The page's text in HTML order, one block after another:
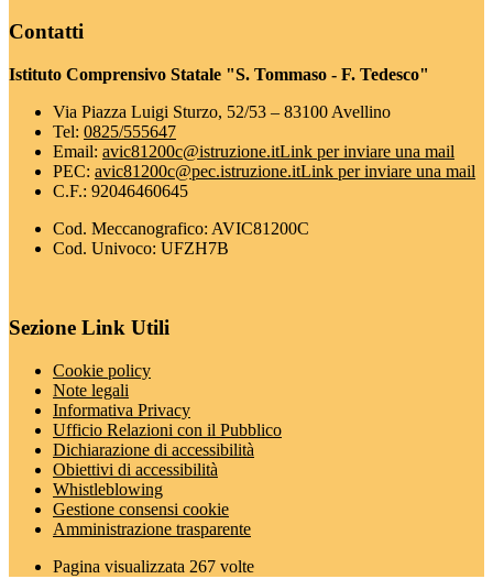
Contatti
Istituto Comprensivo Statale "S. Tommaso - F. Tedesco"
Via Piazza Luigi Sturzo, 52/53 – 83100 Avellino
Tel: 0825/555647
Email: avic81200c@istruzione.itLink per inviare una mail
PEC: avic81200c@pec.istruzione.itLink per inviare una mail
C.F.: 92046460645
Cod. Meccanografico: AVIC81200C
Cod. Univoco: UFZH7B
Sezione Link Utili
Cookie policy
Note legali
Informativa Privacy
Ufficio Relazioni con il Pubblico
Dichiarazione di accessibilità
Obiettivi di accessibilità
Whistleblowing
Gestione consensi cookie
Amministrazione trasparente
Pagina visualizzata 267 volte